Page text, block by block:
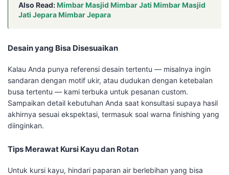
Also Read:Mimbar Masjid Mimbar Jati Mimbar Masjid
Jati Jepara Mimbar Jepara
Desain yang Bisa Disesuaikan
Kalau Anda punya referensi desain tertentu — misalnya ingin
sandaran dengan motif ukir, atau dudukan dengan ketebalan
busa tertentu — kami terbuka untuk pesanan custom.
Sampaikan detail kebutuhan Anda saat konsultasi supaya hasil
akhirnya sesuai ekspektasi, termasuk soal warna finishing yang
diinginkan.
Tips Merawat Kursi Kayu dan Rotan
Untuk kursi kayu, hindari paparan air berlebihan yang bisa